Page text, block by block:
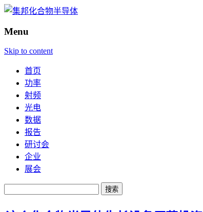
Menu
Skip to content
首页
功率
射频
光电
数据
报告
研讨会
企业
展会